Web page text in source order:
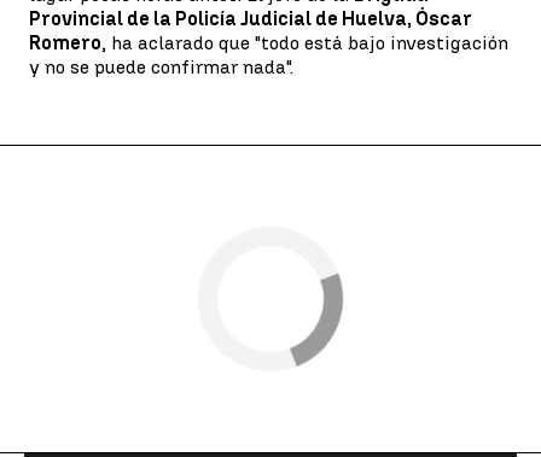
Provincial de la Policía Judicial de Huelva, Óscar
Romero, ha aclarado que "todo está bajo investigación
y no se puede confirmar nada".